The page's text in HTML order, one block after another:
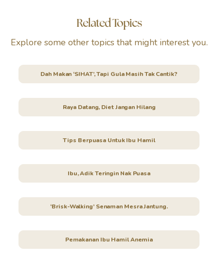
Related Topics
Explore some other topics that might interest you.
Dah Makan ‘SIHAT’, Tapi Gula Masih Tak Cantik?
Raya Datang, Diet Jangan Hilang
Tips Berpuasa Untuk Ibu Hamil
Ibu, Adik Teringin Nak Puasa
‘Brisk-Walking’ Senaman Mesra Jantung.
Pemakanan Ibu Hamil Anemia